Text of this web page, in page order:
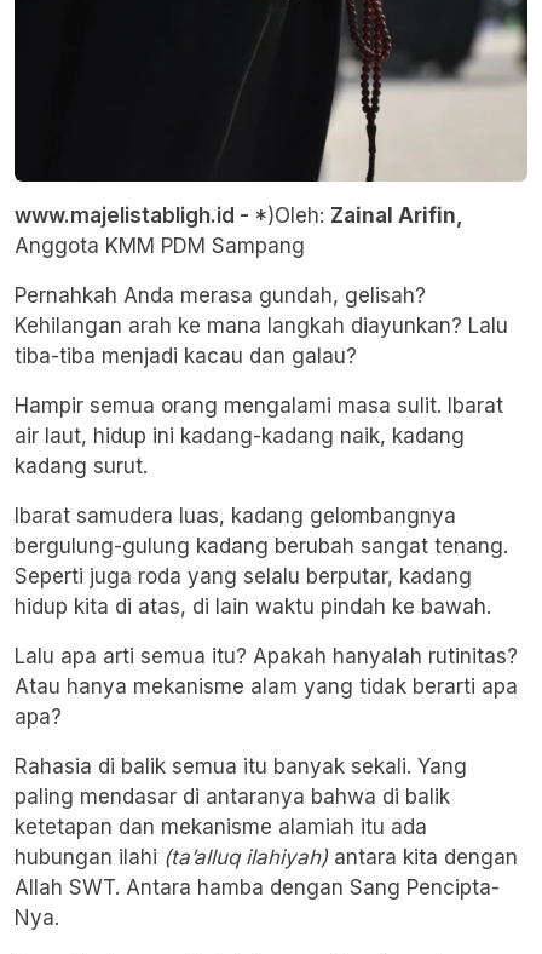
www.majelistabligh.id - *)Oleh: Zainal Arifin,
Anggota KMM PDM Sampang
Pernahkah Anda merasa gundah, gelisah?
Kehilangan arah ke mana langkah diayunkan? Lalu
tiba-tiba menjadi kacau dan galau?
Hampir semua orang mengalami masa sulit. Ibarat
air laut, hidup ini kadang-kadang naik, kadang
kadang surut.
Ibarat samudera luas, kadang gelombangnya
bergulung-gulung kadang berubah sangat tenang.
Seperti juga roda yang selalu berputar, kadang
hidup kita di atas, di lain waktu pindah ke bawah.
Lalu apa arti semua itu? Apakah hanyalah rutinitas?
Atau hanya mekanisme alam yang tidak berarti apa
apa?
Rahasia di balik semua itu banyak sekali. Yang
paling mendasar di antaranya bahwa di balik
ketetapan dan mekanisme alamiah itu ada
hubungan ilahi (ta’alluq ilahiyah) antara kita dengan
Allah SWT. Antara hamba dengan Sang Pencipta-
Nya.